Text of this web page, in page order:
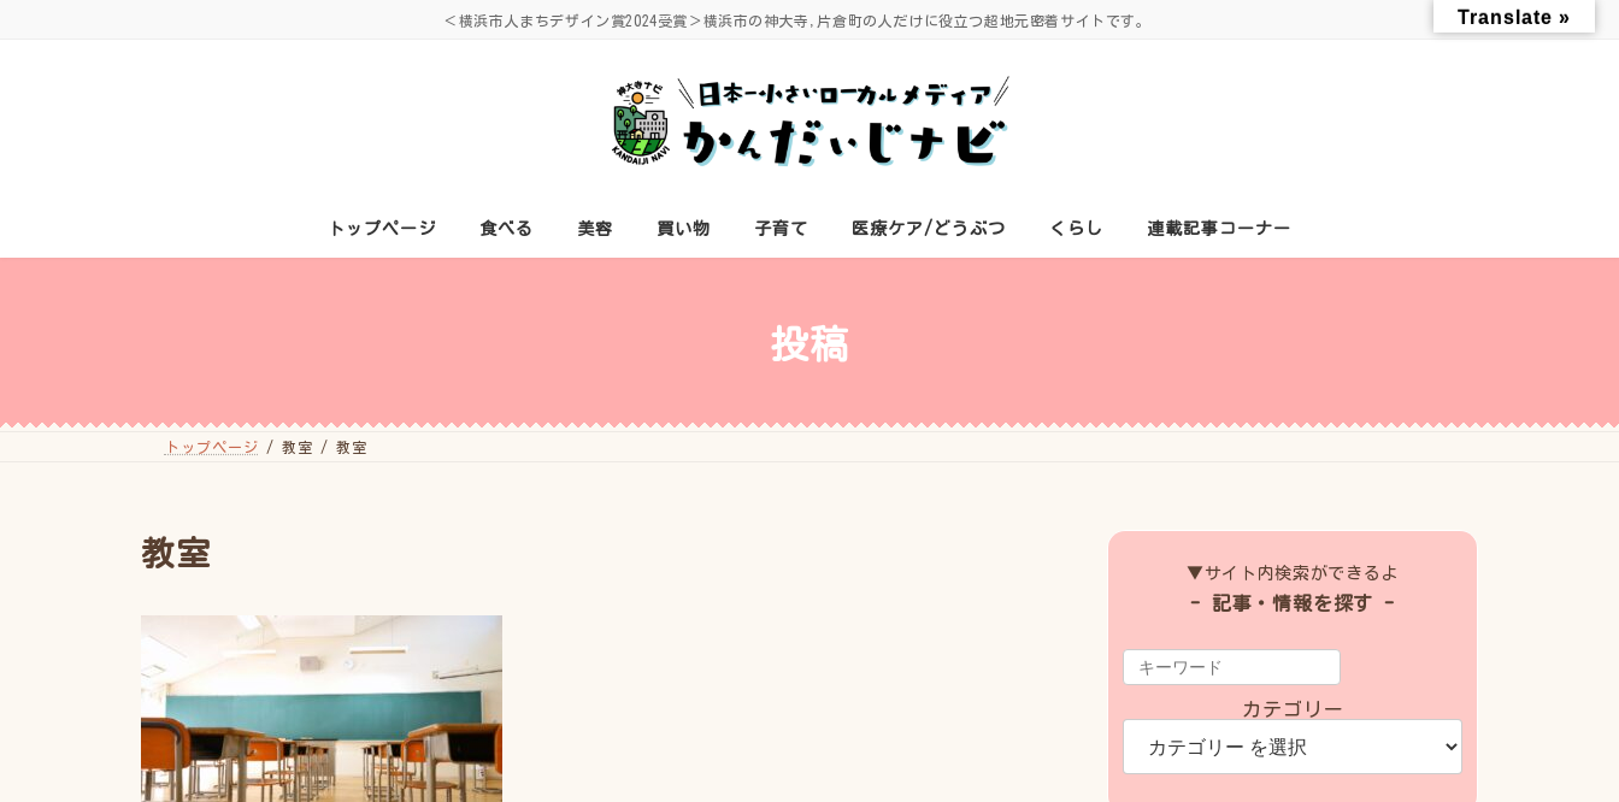
＜横浜市人まちデザイン賞2024受賞＞横浜市の神大寺,片倉町の人だけに役立つ超地元密着サイトです。
トップページ 食べる 美容 買い物 子育て 医療ケア/どうぶつ くらし 連載記事コーナー
投稿
トップページ 教室 教室
教室
▼サイト内検索ができるよ
- 記事・情報を探す -
カテゴリー
Translate »